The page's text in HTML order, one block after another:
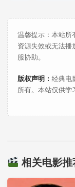
温馨提示：本站所
资源失效或无法播
服协助。
版权声明： 经典电
所有。本站仅供学
相关电影推